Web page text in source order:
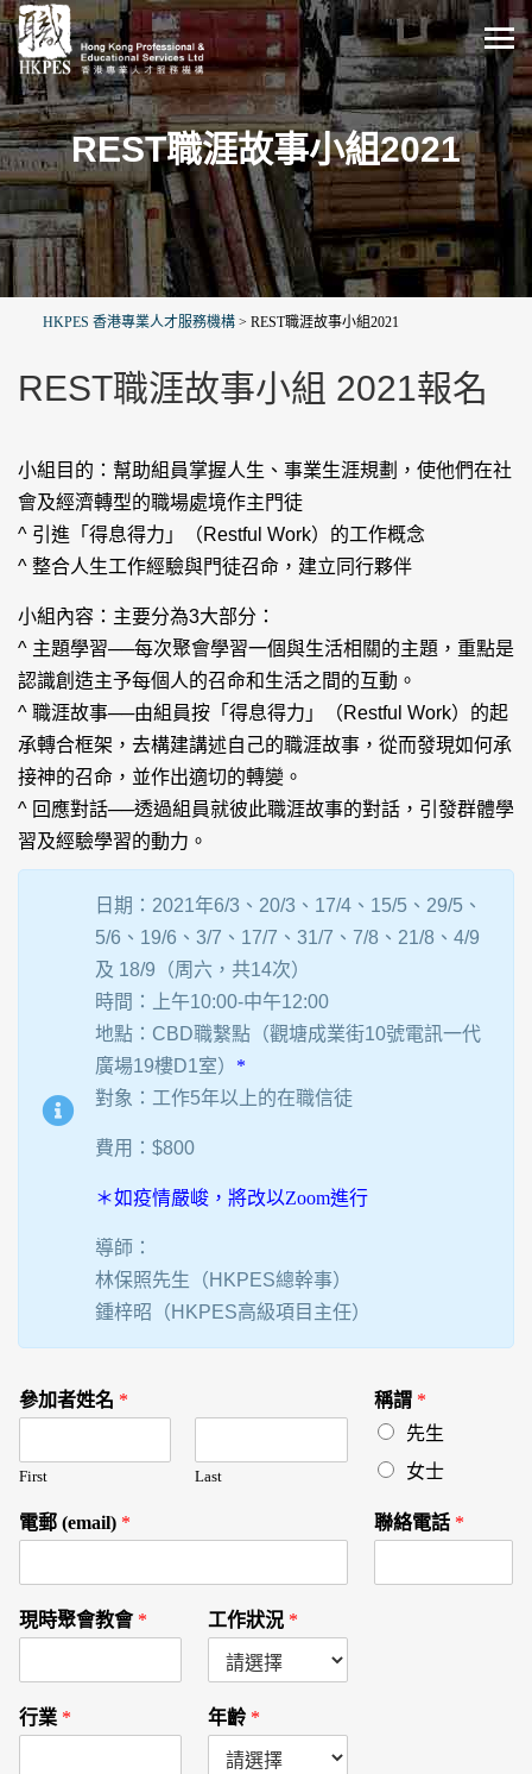
REST職涯故事小組2021
HKPES 香港專業人才服務機構 > REST職涯故事小組2021
REST職涯故事小組 2021報名
小組目的：幫助組員掌握人生、事業生涯規劃，使他們在社
會及經濟轉型的職場處境作主門徒
^ 引進「得息得力」（Restful Work）的工作概念
^ 整合人生工作經驗與門徒召命，建立同行夥伴
小組內容：主要分為3大部分：
^ 主題學習──每次聚會學習一個與生活相關的主題，重點是
認識創造主予每個人的召命和生活之間的互動。
^ 職涯故事──由組員按「得息得力」（Restful Work）的起
承轉合框架，去構建講述自己的職涯故事，從而發現如何承
接神的召命，並作出適切的轉變。
^ 回應對話──透過組員就彼此職涯故事的對話，引發群體學
習及經驗學習的動力。
日期：2021年6/3、20/3、17/4、15/5、29/5、
5/6、19/6、3/7、17/7、31/7、7/8、21/8、4/9
及 18/9（周六，共14次）
時間：上午10:00-中午12:00
地點：CBD職繫點（觀塘成業街10號電訊一代
廣場19樓D1室） *
對象：工作5年以上的在職信徒
費用：$800
＊如疫情嚴峻，將改以Zoom進行
導師：
林保照先生（HKPES總幹事）
鍾梓昭（HKPES高級項目主任）
參加者姓名 *
First Last
稱謂 *
先生
女士
電郵 (email) * 聯絡電話 *
現時聚會教會 * 工作狀況 *
行業 * 年齡 *